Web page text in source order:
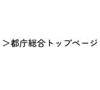
＞都庁総合トップページ